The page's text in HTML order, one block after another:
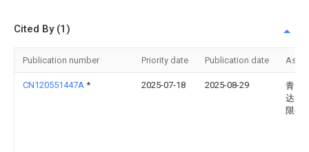
Cited By (1)
Publication number Priority date Publication date
CN120551447A * 2025-07-18 2025-08-29
青岛
达电
限公